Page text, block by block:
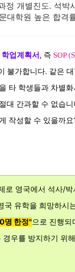
정 개별진도. 석박
대학원 높은 합격
학업계획서, 즉 SOP
불가합니다. 같은
타 학생들과 차별
대 간과할 수 없습
작성할 수 있을까요
로 영국에서 석사/
국 유학을 희망하시
명 한정"으로 진행되
우를 방지하기 위